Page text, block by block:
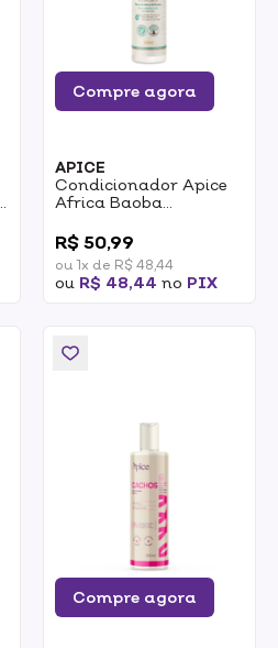
Compre agora
APICE
Condicionador Apice
Africa Baoba
R$ 50,99
ou 1x de R$ 48,44
ou R$ 48,44 no PIX
Compre agora